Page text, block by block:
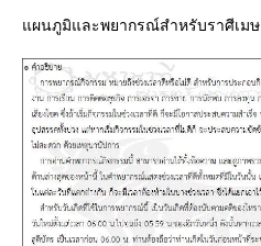
ผนภูมิและพยากรณ์สำหรับราศีเมษ